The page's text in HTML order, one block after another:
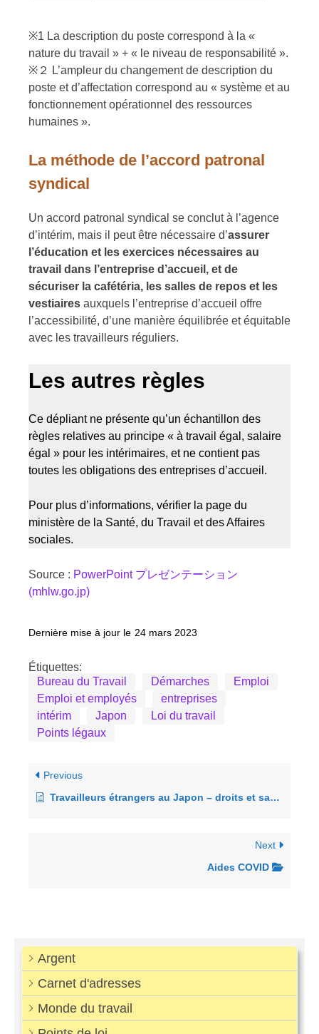
Argent
Carnet d'adresses
Monde du travail
※1 La description du poste correspond à la «
nature du travail » + « le niveau de responsabilité ».
※２ L’ampleur du changement de description du
poste et d’affectation correspond au « système et au
fonctionnement opérationnel des ressources
humaines ».
La méthode de l’accord patronal
syndical
Un accord patronal syndical se conclut à l’agence
d’intérim, mais il peut être nécessaire d’assurer
l’éducation et les exercices nécessaires au
travail dans l’entreprise d’accueil, et de
sécuriser la cafétéria, les salles de repos et les
vestiaires auxquels l’entreprise d’accueil offre
l’accessibilité, d’une manière équilibrée et équitable
avec les travailleurs réguliers.
Les autres règles
Ce dépliant ne présente qu’un échantillon des
règles relatives au principe « à travail égal, salaire
égal » pour les intérimaires, et ne contient pas
toutes les obligations des entreprises d’accueil.
Pour plus d’informations, vérifier la page du
ministère de la Santé, du Travail et des Affaires
sociales.
Source : PowerPoint プレゼンテーション
(mhlw.go.jp)
Dernière mise à jour le 24 mars 2023
Étiquettes:
Bureau du Travail
Démarches
Emploi
Emploi et employés
entreprises
intérim
Japon
Loi du travail
Points légaux
Previous
Travailleurs étrangers au Japon – droits et sanctions – la FAQ
Next
Aides COVID